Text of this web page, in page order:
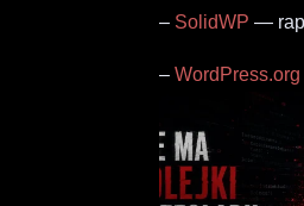
– SolidWP —
–WordPress.org